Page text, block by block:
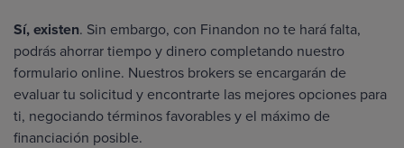
Sí, existen. Sin embargo, con Finandon no te hará falta,
podrás ahorrar tiempo y dinero completando nuestro
formulario online. Nuestros brokers se encargarán de
evaluar tu solicitud y encontrarte las mejores opciones para
ti, negociando términos favorables y el máximo de
financiación posible.